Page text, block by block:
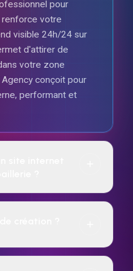
pour
renforce votre
visible 24h/24 sur
d'attirer de
votre zone
conçoit pour
performant et
la complexité du projet
mensuel sur 24 mois
sites web.